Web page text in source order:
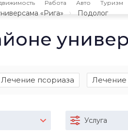
Работа Авто Туризм
«Рига» Подолог
Лечение псориаза Лечение
Услуга